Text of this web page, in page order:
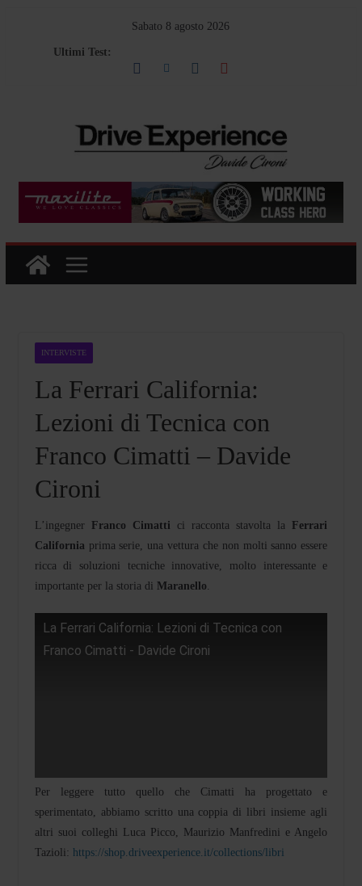
Sabato 8 agosto 2026
Ultimi Test:
INTERVISTE
La Ferrari California:
Lezioni di Tecnica con
Franco Cimatti – Davide
Cironi
L’ingegner Franco Cimatti ci racconta stavolta la
Ferrari
California prima serie, una vettura che non molti sanno essere
ricca di soluzioni tecniche innovative, molto interessante e
importante per la storia di Maranello
La Ferrari California: Lezioni di Tecnica con
Franco Cimatti - Davide Cironi
Per leggere tutto quello che Cimatti ha progettato e
sperimentato, abbiamo scritto una coppia di libri insieme agli
altri suoi colleghi Luca Picco, Maurizio Manfredini e Angelo
Tazioli: https://shop.driveexperience.it/collections/libri